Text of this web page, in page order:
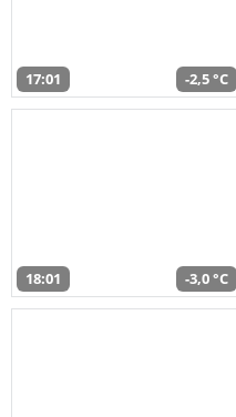
17:01 -2,5 °C
18:01 -3,0 °C